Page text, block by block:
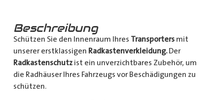
Beschreibung
Schützen Sie den Innenraum Ihres Transportersmit
unserer erstklassigen Radkastenverkleidung.Der
Radkastenschutzist ein unverzichtbares Zubehör, um
die Radhäuser Ihres Fahrzeugs vor Beschädigungen zu
schützen.